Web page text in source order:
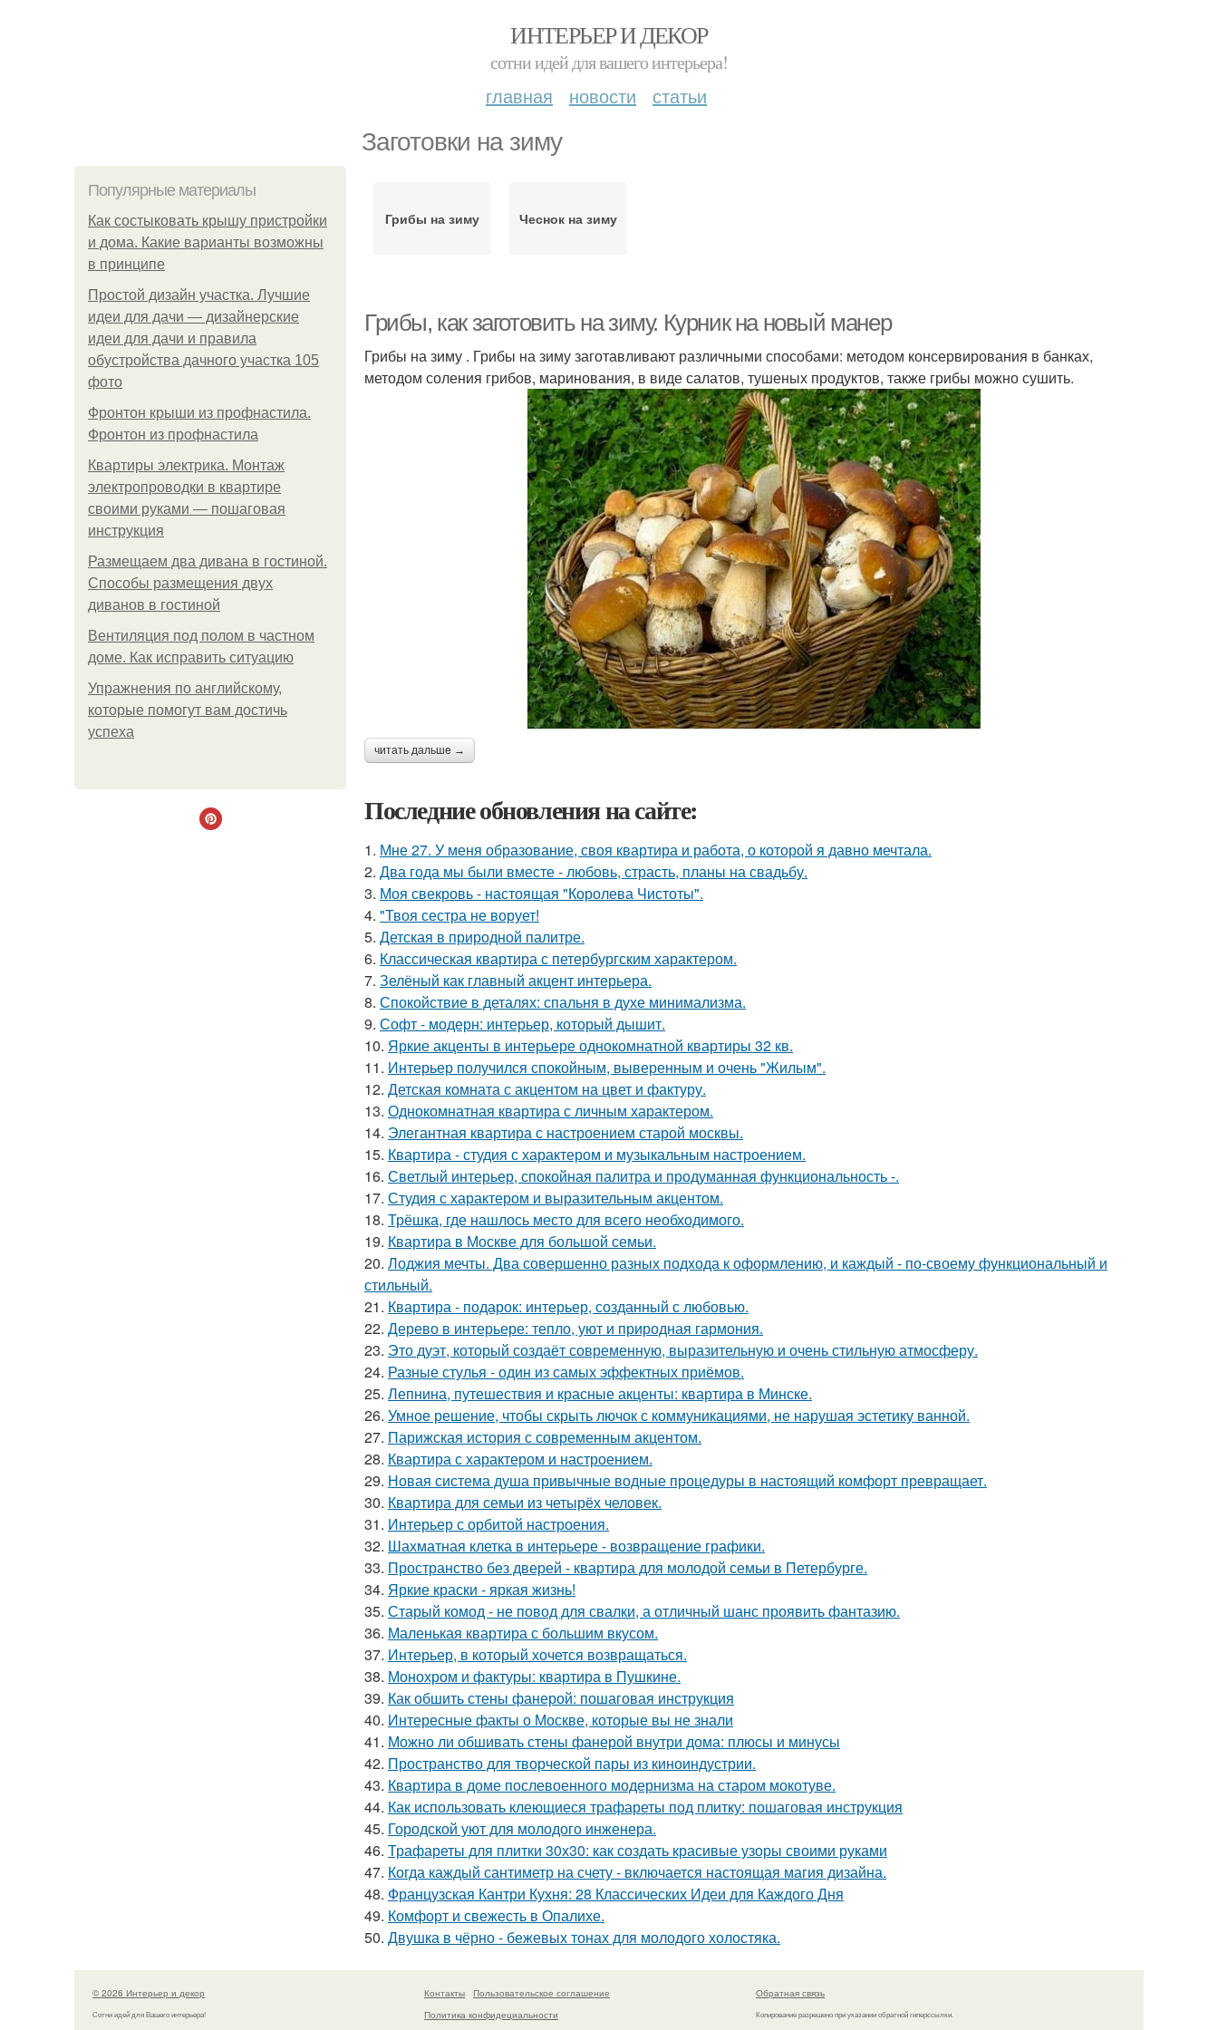
ИНТЕРЬЕР И ДЕКОР
сотни идей для вашего интерьера!
главная новости статьи
Заготовки на зиму
Популярные материалы
Как состыковать крышу пристройки
и дома. Какие варианты возможны
в принципе
Простой дизайн участка. Лучшие
идеи для дачи — дизайнерские
идеи для дачи и правила
обустройства дачного участка 105
фото
Фронтон крыши из профнастила.
Фронтон из профнастила
Квартиры электрика. Монтаж
электропроводки в квартире
своими руками — пошаговая
инструкция
Размещаем два дивана в гостиной.
Способы размещения двух
диванов в гостиной
Вентиляция под полом в частном
доме. Как исправить ситуацию
Упражнения по английскому,
которые помогут вам достичь
успеха
Грибы на зиму Чеснок на зиму
Грибы, как заготовить на зиму. Курник на новый манер
Грибы на зиму . Грибы на зиму заготавливают различными способами: методом консервирования в банках,
методом соления грибов, маринования, в виде салатов, тушеных продуктов, также грибы можно сушить.
читать дальше →
Последние обновления на сайте:
1. Мне 27. У меня образование, своя квартира и работа, о которой я давно мечтала.
2. Два года мы были вместе - любовь, страсть, планы на свадьбу.
3. Моя свекровь - настоящая "Королева Чистоты".
4. "Твоя сестра не ворует!
5. Детская в природной палитре.
6. Классическая квартира с петербургским характером.
7. Зелёный как главный акцент интерьера.
8. Спокойствие в деталях: спальня в духе минимализма.
9. Софт - модерн: интерьер, который дышит.
10. Яркие акценты в интерьере однокомнатной квартиры 32 кв.
11. Интерьер получился спокойным, выверенным и очень "Жилым".
12. Детская комната с акцентом на цвет и фактуру.
13. Однокомнатная квартира с личным характером.
14. Элегантная квартира с настроением старой москвы.
15. Квартира - студия с характером и музыкальным настроением.
16. Светлый интерьер, спокойная палитра и продуманная функциональность -.
17. Студия с характером и выразительным акцентом.
18. Трёшка, где нашлось место для всего необходимого.
19. Квартира в Москве для большой семьи.
20. Лоджия мечты. Два совершенно разных подхода к оформлению, и каждый - по-своему функциональный и
стильный.
21. Квартира - подарок: интерьер, созданный с любовью.
22. Дерево в интерьере: тепло, уют и природная гармония.
23. Это дуэт, который создаёт современную, выразительную и очень стильную атмосферу.
24. Разные стулья - один из самых эффектных приёмов.
25. Лепнина, путешествия и красные акценты: квартира в Минске.
26. Умное решение, чтобы скрыть лючок с коммуникациями, не нарушая эстетику ванной.
27. Парижская история с современным акцентом.
28. Квартира с характером и настроением.
29. Новая система душа привычные водные процедуры в настоящий комфорт превращает.
30. Квартира для семьи из четырёх человек.
31. Интерьер с орбитой настроения.
32. Шахматная клетка в интерьере - возвращение графики.
33. Пространство без дверей - квартира для молодой семьи в Петербурге.
34. Яркие краски - яркая жизнь!
35. Старый комод - не повод для свалки, а отличный шанс проявить фантазию.
36. Маленькая квартира с большим вкусом.
37. Интерьер, в который хочется возвращаться.
38. Монохром и фактуры: квартира в Пушкине.
39. Как обшить стены фанерой: пошаговая инструкция
40. Интересные факты о Москве, которые вы не знали
41. Можно ли обшивать стены фанерой внутри дома: плюсы и минусы
42. Пространство для творческой пары из киноиндустрии.
43. Квартира в доме послевоенного модернизма на старом мокотуве.
44. Как использовать клеющиеся трафареты под плитку: пошаговая инструкция
45. Городской уют для молодого инженера.
46. Трафареты для плитки 30х30: как создать красивые узоры своими руками
47. Когда каждый сантиметр на счету - включается настоящая магия дизайна.
48. Французская Кантри Кухня: 28 Классических Идеи для Каждого Дня
49. Комфорт и свежесть в Опалихе.
50. Двушка в чёрно - бежевых тонах для молодого холостяка.
© 2026 Интерьер и декор
Сотни идей для Вашего интерьера!
Контакты
Пользовательское соглашение
Политика конфидециальности
Обратная связь
Копирование разрешено при указании обратной гиперссылки.